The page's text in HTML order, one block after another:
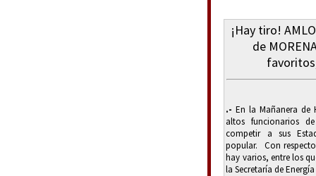
¡Hay tiro!
de
.- En la Mañanera de
altos funcionarios
competir a sus
popular. Con
hay varios, entre los
la Secretaría de